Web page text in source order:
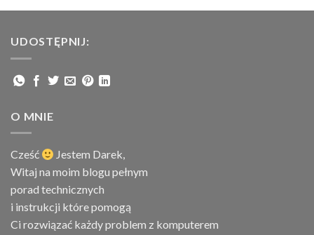
UDOSTĘPNIJ:
O MNIE
Cześć Jestem Darek,
Witaj na moim blogu pełnym
porad technicznych
i instrukcji które pomogą
Ci rozwiązać każdy problem z komputerem